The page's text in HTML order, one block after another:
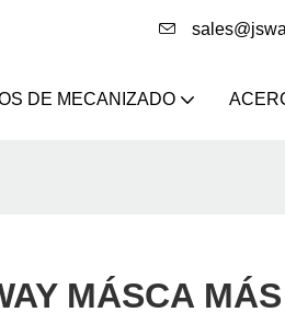
DE MECANIZADO
MÁSCA